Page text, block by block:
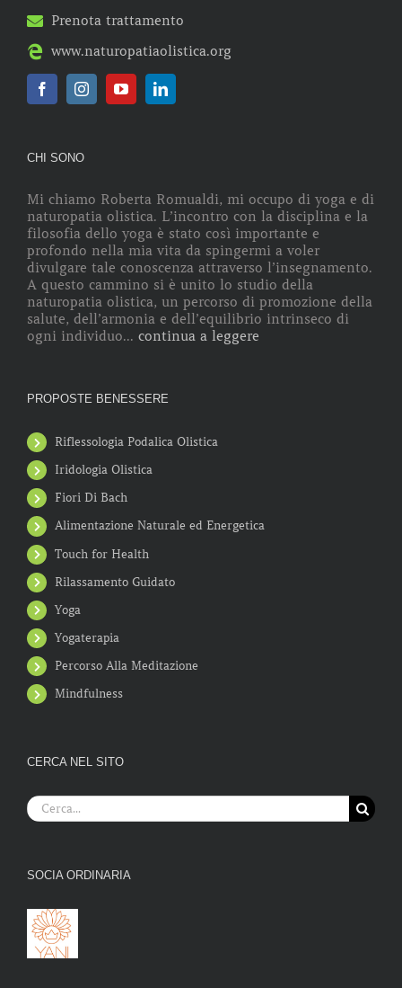
Prenota trattamento
www.naturopatiaolistica.org
CHI SONO
Mi chiamo Roberta Romualdi, mi occupo di yoga e di
naturopatia olistica. L’incontro con la disciplina e la
filosofia dello yoga è stato così importante e
profondo nella mia vita da spingermi a voler
divulgare tale conoscenza attraverso l’insegnamento.
A questo cammino si è unito lo studio della
naturopatia olistica, un percorso di promozione della
salute, dell’armonia e dell’equilibrio intrinseco di
ogni individuo... continua a leggere
PROPOSTE BENESSERE
Riflessologia Podalica Olistica
Iridologia Olistica
Fiori Di Bach
Alimentazione Naturale ed Energetica
Touch for Health
Rilassamento Guidato
Yoga
Yogaterapia
Percorso Alla Meditazione
Mindfulness
CERCA NEL SITO
Cerca
per:
SOCIA ORDINARIA